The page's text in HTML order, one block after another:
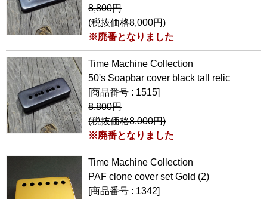
8,800円
(税抜価格8,000円)
※廃番となりました
Time Machine Collection
50's Soapbar cover black tall relic
[商品番号 : 1515]
8,800円
(税抜価格8,000円)
※廃番となりました
Time Machine Collection
PAF clone cover set Gold (2)
[商品番号 : 1342]